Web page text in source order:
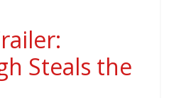
Steals the